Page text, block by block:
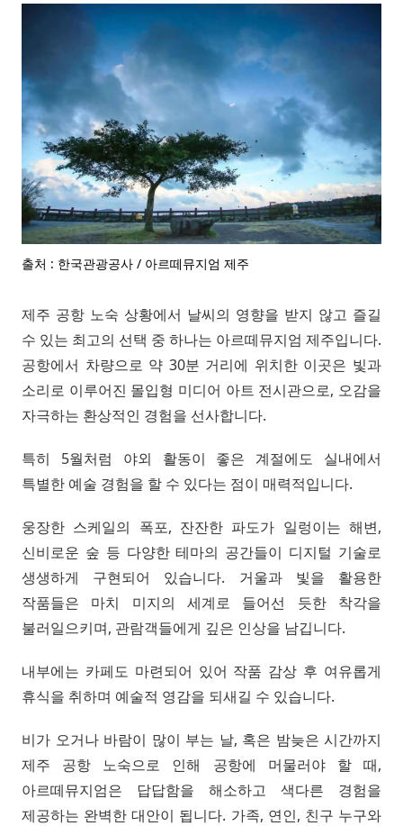
출처 : 한국관광공사 / 아르떼뮤지엄 제주
제주 공항 노숙 상황에서 날씨의 영향을 받지 않고 즐길
수 있는 최고의 선택 중 하나는 아르떼뮤지엄 제주입니다.
공항에서 차량으로 약 30분 거리에 위치한 이곳은 빛과
소리로 이루어진 몰입형 미디어 아트 전시관으로, 오감을
자극하는 환상적인 경험을 선사합니다.
특히 5월처럼 야외 활동이 좋은 계절에도 실내에서
특별한 예술 경험을 할 수 있다는 점이 매력적입니다.
웅장한 스케일의 폭포, 잔잔한 파도가 일렁이는 해변,
신비로운 숲 등 다양한 테마의 공간들이 디지털 기술로
생생하게 구현되어 있습니다. 거울과 빛을 활용한
작품들은 마치 미지의 세계로 들어선 듯한 착각을
불러일으키며, 관람객들에게 깊은 인상을 남깁니다.
내부에는 카페도 마련되어 있어 작품 감상 후 여유롭게
휴식을 취하며 예술적 영감을 되새길 수 있습니다.
비가 오거나 바람이 많이 부는 날, 혹은 밤늦은 시간까지
제주 공항 노숙으로 인해 공항에 머물러야 할 때,
아르떼뮤지엄은 답답함을 해소하고 색다른 경험을
제공하는 완벽한 대안이 됩니다. 가족, 연인, 친구 누구와